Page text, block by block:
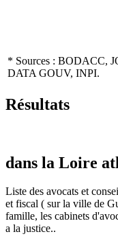
* Sources : BODACC,
DATA GOUV, INPI.
Résultats
dans la Loire
Liste des avocats et
et fiscal ( sur la ville de
famille, les cabinets
a la justice..